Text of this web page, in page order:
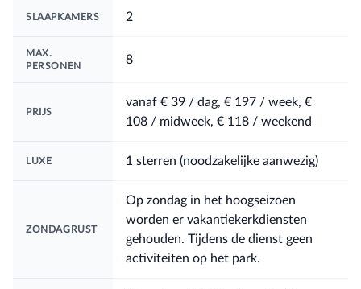
SLAAPKAMERS 2
MAX.
PERSONEN
8
PRIJS
vanaf € 39 / dag, € 197 / week, €
108 / midweek, € 118 / weekend
LUXE 1 sterren (noodzakelijke aanwezig)
ZONDAGRUST
Op zondag in het hoogseizoen
worden er vakantiekerkdiensten
gehouden. Tijdens de dienst geen
activiteiten op het park.